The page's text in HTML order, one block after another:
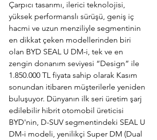
Çarpıcı tasarımı, ilerici teknolojisi,
yüksek performanslı sürüşü, geniş iç
hacmi ve uzun menziliyle segmentinin
en dikkat çeken modellerinden biri
olan BYD SEAL U DM-i, tek ve en
zengin donanım seviyesi “Design” ile
1.850.000 TL fiyata sahip olarak Kasım
sonundan itibaren müşterilerle yeniden
buluşuyor. Dünyanın ilk seri üretim şarj
edilebilir hibrit otomobil üreticisi
BYD'nin, D-SUV segmentindeki SEAL U
DM-i modeli, yenilikçi Super DM (Dual